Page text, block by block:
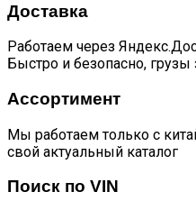
Доставка
Работаем через
Быстро и безопасно, грузы
Ассортимент
Мы работаем только с
свой актуальный каталог
Поиск по VIN